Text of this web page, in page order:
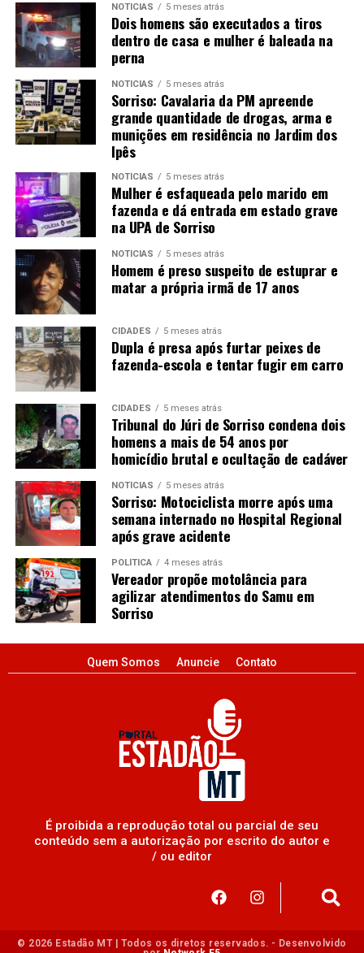
NOTÍCIAS 5 meses atrás
Dois homens são executados a tiros
dentro de casa e mulher é baleada na
perna
NOTÍCIAS 5 meses atrás
Sorriso: Cavalaria da PM apreende
grande quantidade de drogas, arma e
munições em residência no Jardim dos
Ipês
NOTÍCIAS 5 meses atrás
Mulher é esfaqueada pelo marido em
fazenda e dá entrada em estado grave
na UPA de Sorriso
NOTÍCIAS 5 meses atrás
Homem é preso suspeito de estuprar e
matar a própria irmã de 17 anos
CIDADES 5 meses atrás
Dupla é presa após furtar peixes de
fazenda-escola e tentar fugir em carro
CIDADES 5 meses atrás
Tribunal do Júri de Sorriso condena dois
homens a mais de 54 anos por
homicídio brutal e ocultação de cadáver
NOTÍCIAS 5 meses atrás
Sorriso: Motociclista morre após uma
semana internado no Hospital Regional
após grave acidente
POLÍTICA 4 meses atrás
Vereador propõe motolância para
agilizar atendimentos do Samu em
Sorriso
Quem Somos Anuncie Contato
É proibida a reprodução total ou parcial de seu
conteúdo sem a autorização por escrito do autor e
/ ou editor
© 2026 Estadão MT | Todos os diretos reservados. - Desenvolvido